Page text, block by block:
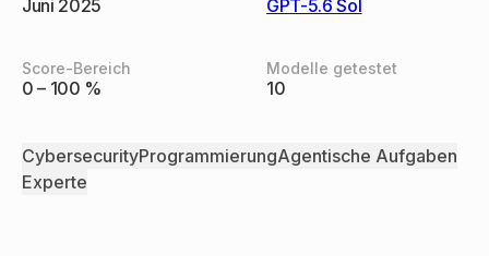
Juni 2025 GPT-5.6 Sol
Score-Bereich
0 – 100 %
Modelle getestet
10
CybersecurityProgrammierungAgentische Aufgaben
Experte